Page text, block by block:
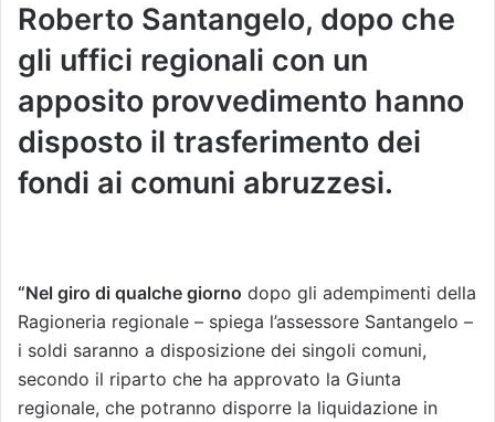
Roberto Santangelo, dopo che
gli uffici regionali con un
apposito provvedimento hanno
disposto il trasferimento dei
fondi ai comuni abruzzesi.
“Nel giro di qualche giorno dopo gli adempimenti della
Ragioneria regionale – spiega l’assessore Santangelo –
i soldi saranno a disposizione dei singoli comuni,
secondo il riparto che ha approvato la Giunta
regionale, che potranno disporre la liquidazione in